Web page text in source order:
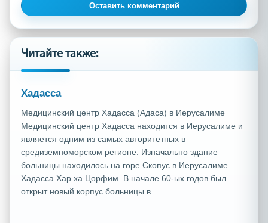
Оставить комментарий
Читайте также:
Хадасса
Медицинский центр Хадасса (Адаса) в Иерусалиме
Медицинский центр Хадасса находится в Иерусалиме и
является одним из самых авторитетных в
средиземноморском регионе. Изначально здание
больницы находилось на горе Скопус в Иерусалиме —
Хадасса Хар ха Цорфим. В начале 60-ых годов был
открыт новый корпус больницы в ...